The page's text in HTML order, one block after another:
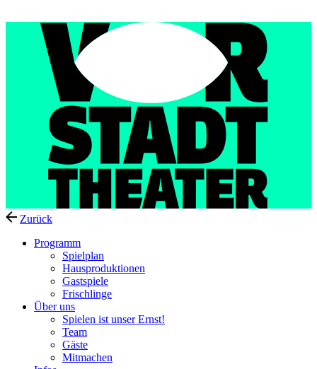
Zurück
Programm
Spielplan
Hausproduktionen
Gastspiele
Frischlinge
Über uns
Spielen ist unser Ernst!
Team
Gäste
Mitmachen